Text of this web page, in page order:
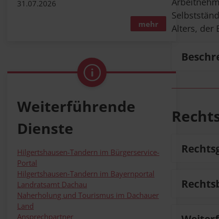
31.07.2026
mehr
Weiterführende
Dienste
Hilgertshausen-Tandern im Bürgerservice-
Portal
Hilgertshausen-Tandern im Bayernportal
Landratsamt Dachau
Naherholung und Tourismus im Dachauer
Land
Ansprechpartner
Alters, der
nahezu
Die
Im
sonst zu